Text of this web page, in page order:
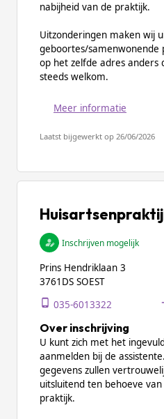
nabijheid van de praktijk.
Uitzonderingen maken wij
geboortes/
op het zelfde adres anders
steeds welkom.
Meer informatie
Laatst bijgewerkt op 26/06/2026
Inschrijven mogelijk
Prins Hendriklaan 3
3761DS SOEST
035-6013322
Over inschrijving
U kunt zich met het
aanmelden bij de
gegevens zullen
uitsluitend ten behoeve
praktijk.